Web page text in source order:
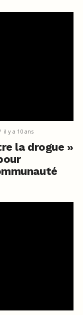
il y a 10 ans
la drogue »